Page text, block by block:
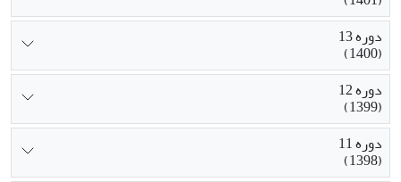
دوره 13
(1400)
دوره 12
(1399)
دوره 11
(1398)